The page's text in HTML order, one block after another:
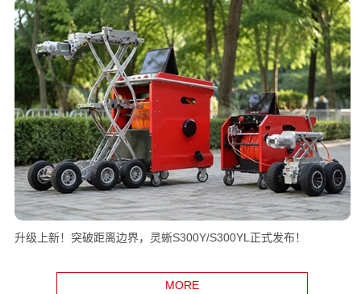
升级上新！突破距离边界，灵蜥S300Y/S300YL正式发布！
MORE